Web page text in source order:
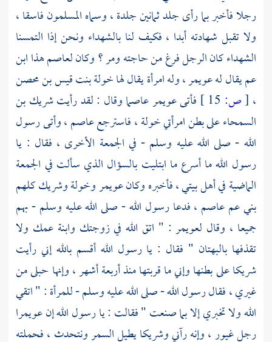
رجلا فأخبر بما رأى جلد ثمانين جلدة ، وسماه المسلمون فاسقا ،
ولا تقبل شهادته أبدا ، فكيف لنا بالشهداء ونحن إذا التمسنا
الشهداء كان الرجل فرغ من حاجته ومر ؟ وكانلعاصمهذا ابن
عم يقال لهعويمر ،وله امرأة يقال لهاخولة بنت قيس بن محصن
، [ص: فأتىعويمرعاصماوقال : لقد رأيتشريك بن
السمحاءعلى بطن امرأتيخولة ،فاسترجععاصم ،وأتى رسول
الله - صلى الله عليه وسلم - في الجمعة الأخرى ، فقال : يا
رسول الله ما أسرع ما ابتليت بالسؤال الذي سألت في الجمعة
الماضية في أهل بيتي ، فأخبره وكانعويمروخولةوشريككلهم
بني عمعاصم ،فدعا رسول الله - صلى الله عليه وسلم - بهم
جميعا ، وقال لعويمر : " اتق الله في زوجتك وابنة عمك ولا
تقذفها بالبهتان " فقال : يا رسول الله أقسم بالله إني رأيت
شريكاعلى بطنها وإني ما قربتها منذ أربعة أشهر ، وإنها حبلى من
غيري ، فقال رسول الله - صلى الله عليه وسلم - للمرأة : " اتقي
الله ولا تخبري إلا بما صنعت " فقالت : يا رسول الله إنعويمرا
رجل غيور ، وإنه رآنيوشريكايطيل السمر ونتحدث ، فحملته